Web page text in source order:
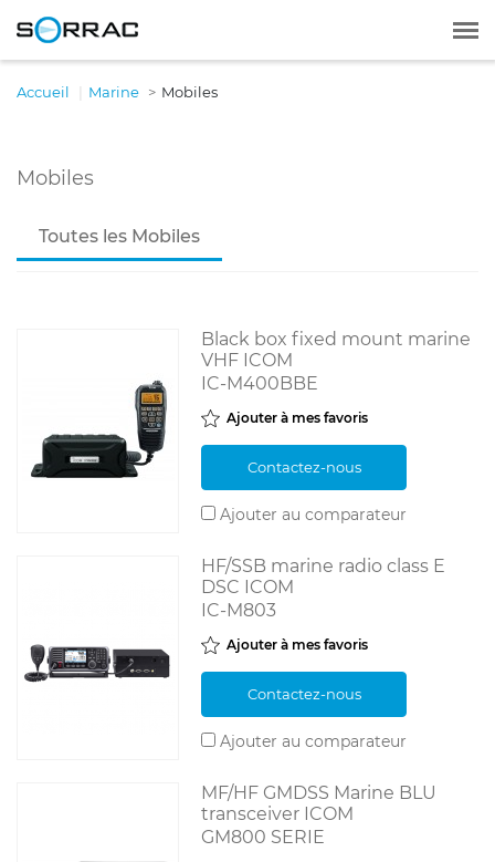
Accueil Marine Mobiles
Mobiles
Toutes les Mobiles
Black box fixed mount marine
VHF ICOM
IC-M400BBE
Ajouter à mes favoris
Contactez-nous
Ajouter au comparateur
HF/SSB marine radio class E
DSC ICOM
IC-M803
Ajouter à mes favoris
Contactez-nous
Ajouter au comparateur
MF/HF GMDSS Marine BLU
transceiver ICOM
GM800 SERIE